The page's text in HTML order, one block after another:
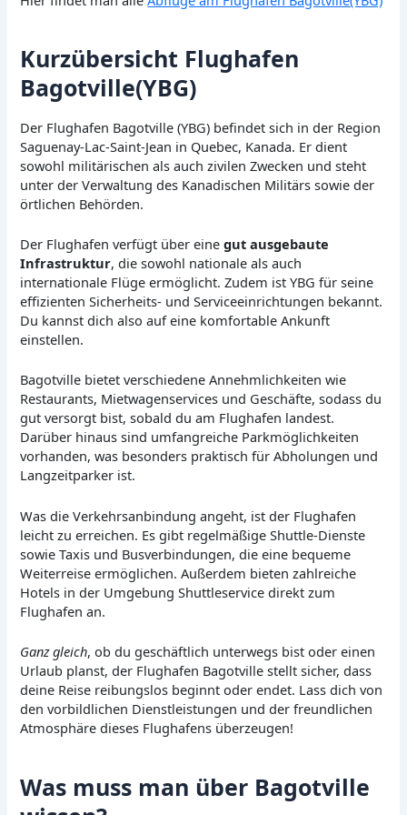
Kurzübersicht Flughafen
Bagotville(YBG)
Der Flughafen Bagotville (YBG) befindet sich in der Region
Saguenay-Lac-Saint-Jean in Quebec, Kanada. Er dient
sowohl militärischen als auch zivilen Zwecken und steht
unter der Verwaltung des Kanadischen Militärs sowie der
örtlichen Behörden.
Der Flughafen verfügt über einegut ausgebaute
Infrastruktur, die sowohl nationale als auch
internationale Flüge ermöglicht. Zudem ist YBG für seine
effizienten Sicherheits- und Serviceeinrichtungen bekannt.
Du kannst dich also auf eine komfortable Ankunft
einstellen.
Bagotville bietet verschiedene Annehmlichkeiten wie
Restaurants, Mietwagenservices und Geschäfte, sodass du
gut versorgt bist, sobald du am Flughafen landest.
Darüber hinaus sind umfangreiche Parkmöglichkeiten
vorhanden, was besonders praktisch für Abholungen und
Langzeitparker ist.
Was die Verkehrsanbindung angeht, ist der Flughafen
leicht zu erreichen. Es gibt regelmäßige Shuttle-Dienste
sowie Taxis und Busverbindungen, die eine bequeme
Weiterreise ermöglichen. Außerdem bieten zahlreiche
Hotels in der Umgebung Shuttleservice direkt zum
Flughafen an.
Ganz gleich, ob du geschäftlich unterwegs bist oder einen
Urlaub planst, der Flughafen Bagotville stellt sicher, dass
deine Reise reibungslos beginnt oder endet. Lass dich von
den vorbildlichen Dienstleistungen und der freundlichen
Atmosphäre dieses Flughafens überzeugen!
Was muss man über Bagotville